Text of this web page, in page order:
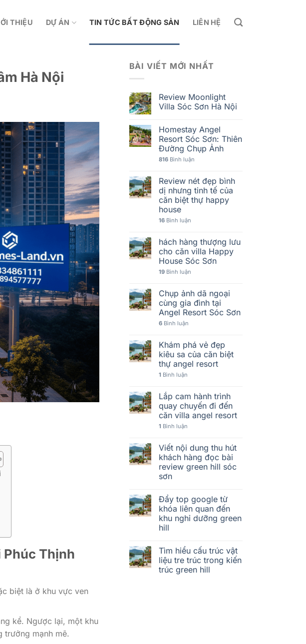
THIỆU DỰ ÁN TIN TỨC BẤT ĐỘNG SẢN LIÊN HỆ
Hà Nội
Phúc Thịnh
biệt là ở khu vực ven
kể. Ngược lại, một khu
trưởng mạnh mẽ.
BÀI VIẾT MỚI NHẤT
Review Moonlight
Villa Sóc Sơn Hà Nội
Homestay Angel
Resort Sóc Sơn: Thiên
Đường Chụp Ảnh
816Bình luận
Review nét đẹp bình
dị nhưng tinh tế của
căn biệt thự happy
house
16Bình luận
hách hàng thượng lưu
cho căn villa Happy
House Sóc Sơn
19Bình luận
Chụp ảnh dã ngoại
cùng gia đình tại
Angel Resort Sóc Sơn
6Bình luận
Khám phá vẻ đẹp
kiêu sa của căn biệt
thự angel resort
1 Bình luận
Lắp cam hành trình
quay chuyến đi đến
căn villa angel resort
1 Bình luận
Viết nội dung thu hút
khách hàng đọc bài
review green hill sóc
sơn
Đẩy top google từ
khóa liên quan đến
khu nghỉ dưỡng green
hill
Tìm hiểu cấu trúc vật
liệu tre trúc trong kiến
trúc green hill